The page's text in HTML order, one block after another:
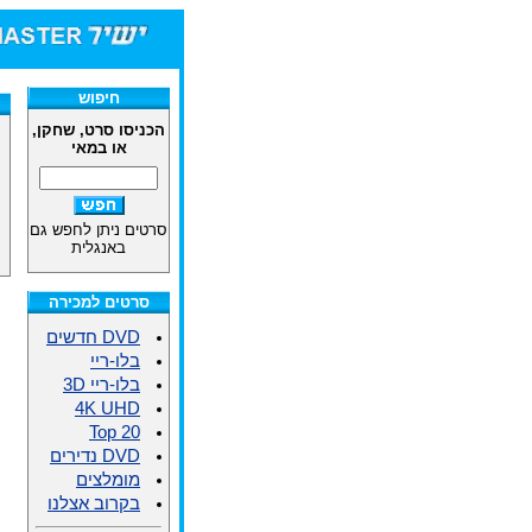
חיפוש
הכניסו סרט, שחקן,
או במאי
סרטים ניתן לחפש גם
באנגלית
סרטים למכירה
DVD חדשים
בלו-ריי
בלו-ריי 3D
4K UHD
Top 20
DVD נדירים
מומלצים
בקרוב אצלנו